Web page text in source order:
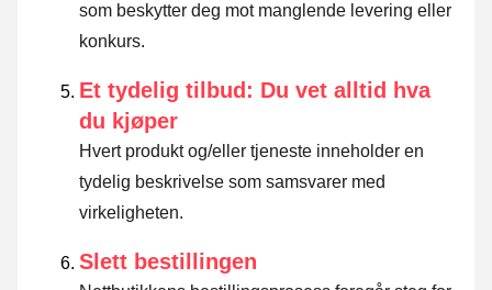
som beskytter deg mot manglende levering eller
konkurs.
Et tydelig tilbud: Du vet alltid hva
du kjøper
Hvert produkt og/eller tjeneste inneholder en
tydelig beskrivelse som samsvarer med
virkeligheten.
Slett bestillingen